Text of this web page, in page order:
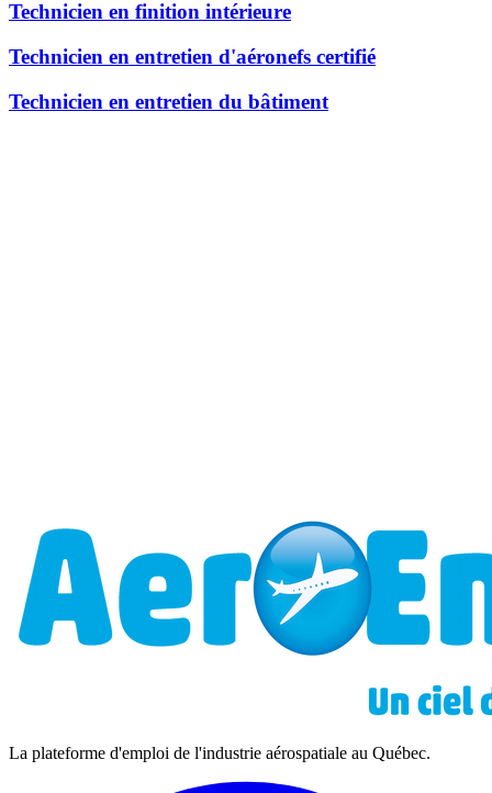
Technicien en finition intérieure
Technicien en entretien d'aéronefs certifié
Technicien en entretien du bâtiment
La plateforme d'emploi de l'industrie aérospatiale au Québec.